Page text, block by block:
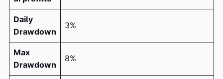
Daily
Drawdown
3%
Max
Drawdown
8%